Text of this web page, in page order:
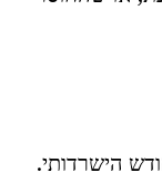
הישרדותי.